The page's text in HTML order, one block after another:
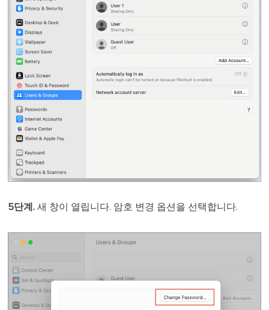
5단계. 새 창이 열립니다. 암호 변경 옵션을 선택합니다.